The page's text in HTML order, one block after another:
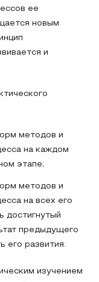
ее
новым
и
методов и
на каждом
этапе;
методов и
на всех его
достигнутый
предыдущего
его развития.
изучением